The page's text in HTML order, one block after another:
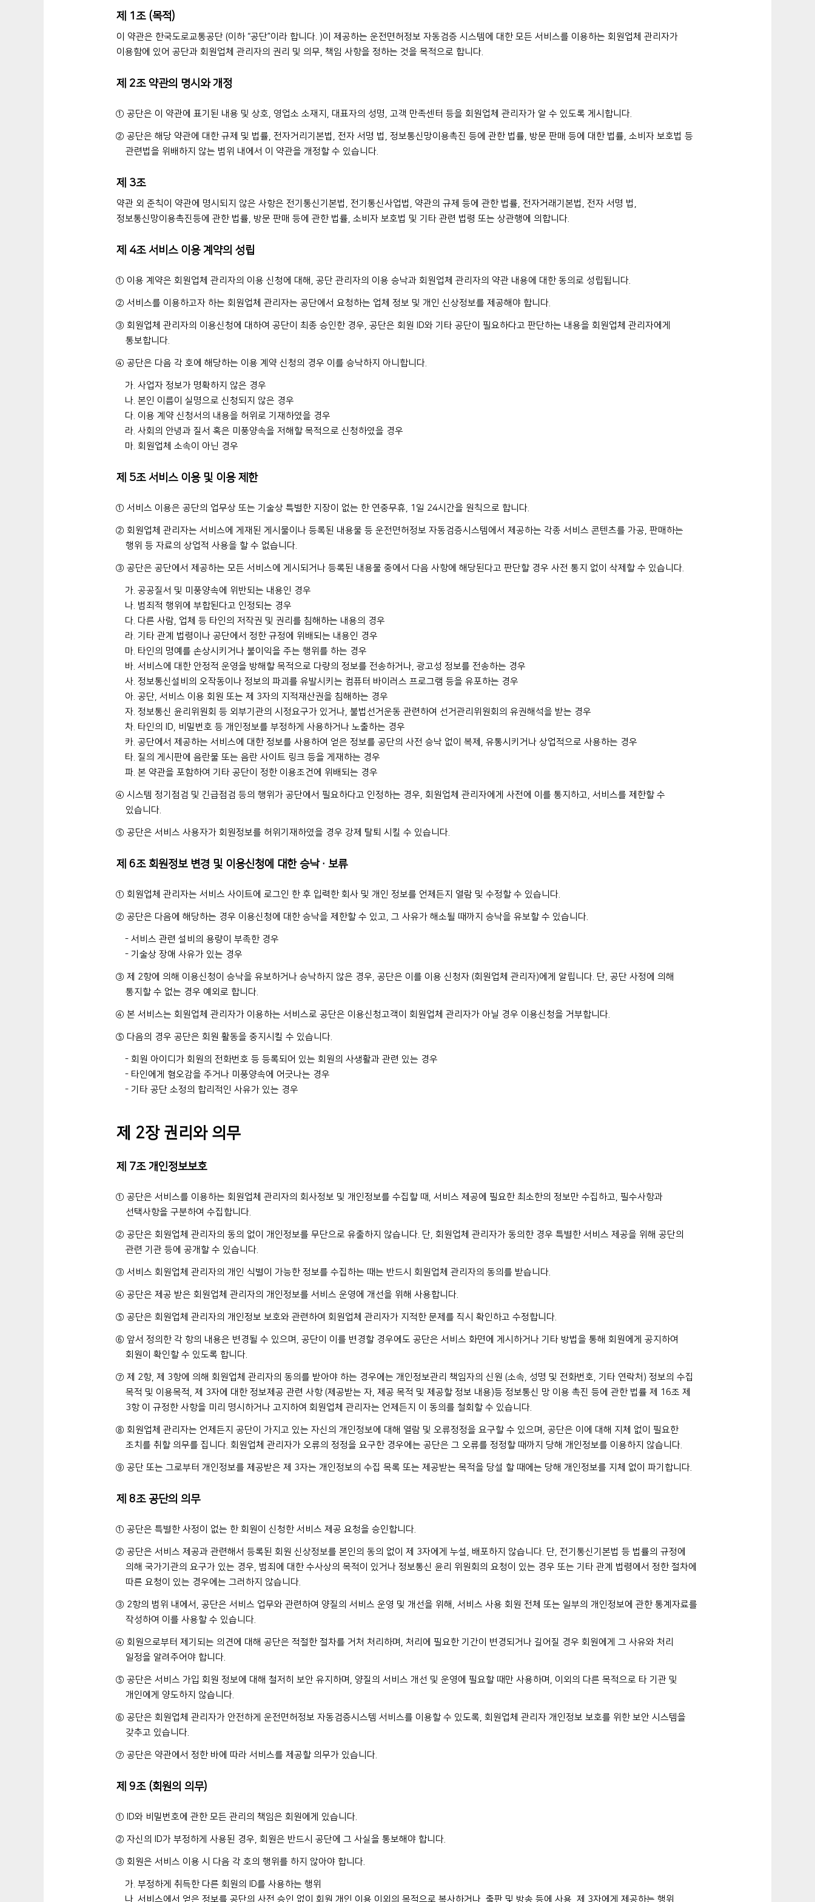
제 1조 (목적)
이 약관은 한국도로교통공단 (이하 “공단”이라 합니다. )이 제공하는 운전면허정보 자동검증 시스템에 대한 모든 서비스를 이용하는 회원업체 관리자가
이용함에 있어 공단과 회원업체 관리자의 권리 및 의무, 책임 사항을 정하는 것을 목적으로 합니다.
제 2조 약관의 명시와 개정
① 공단은 이 약관에 표기된 내용 및 상호, 영업소 소재지, 대표자의 성명, 고객 만족센터 등을 회원업체 관리자가 알 수 있도록 게시합니다.
② 공단은 해당 약관에 대한 규제 및 법률, 전자거리기본법, 전자 서명 법, 정보통신망이용촉진 등에 관한 법률, 방문 판매 등에 대한 법률, 소비자 보호법 등
관련법을 위배하지 않는 범위 내에서 이 약관을 개정할 수 있습니다.
제 3조
약관 외 준칙이 약관에 명시되지 않은 사항은 전기통신기본법, 전기통신사업법, 약관의 규제 등에 관한 법률, 전자거래기본법, 전자 서명 법,
정보통신망이용촉진등에 관한 법률, 방문 판매 등에 관한 법률, 소비자 보호법 및 기타 관련 법령 또는 상관행에 의합니다.
제 4조 서비스 이용 계약의 성립
① 이용 계약은 회원업체 관리자의 이용 신청에 대해, 공단 관리자의 이용 승낙과 회원업체 관리자의 약관 내용에 대한 동의로 성립됩니다.
② 서비스를 이용하고자 하는 회원업체 관리자는 공단에서 요청하는 업체 정보 및 개인 신상정보를 제공해야 합니다.
③ 회원업체 관리자의 이용신청에 대하여 공단이 최종 승인한 경우, 공단은 회원 ID와 기타 공단이 필요하다고 판단하는 내용을 회원업체 관리자에게
통보합니다.
④ 공단은 다음 각 호에 해당하는 이용 계약 신청의 경우 이를 승낙하지 아니합니다.
가. 사업자 정보가 명확하지 않은 경우
나. 본인 이름이 실명으로 신청되지 않은 경우
다. 이용 계약 신청서의 내용을 허위로 기재하였을 경우
라. 사회의 안녕과 질서 혹은 미풍양속을 저해할 목적으로 신청하였을 경우
마. 회원업체 소속이 아닌 경우
제 5조 서비스 이용 및 이용 제한
① 서비스 이용은 공단의 업무상 또는 기술상 특별한 지장이 없는 한 연중무휴, 1일 24시간을 원칙으로 합니다.
② 회원업체 관리자는 서비스에 게재된 게시물이나 등록된 내용물 등 운전면허정보 자동검증시스템에서 제공하는 각종 서비스 콘텐츠를 가공, 판매하는
행위 등 자료의 상업적 사용을 할 수 없습니다.
③ 공단은 공단에서 제공하는 모든 서비스에 게시되거나 등록된 내용물 중에서 다음 사항에 해당된다고 판단할 경우 사전 통지 없이 삭제할 수 있습니다.
가. 공공질서 및 미풍양속에 위반되는 내용인 경우
나. 범죄적 행위에 부합된다고 인정되는 경우
다. 다른 사람, 업체 등 타인의 저작권 및 권리를 침해하는 내용의 경우
라. 기타 관계 법령이나 공단에서 정한 규정에 위배되는 내용인 경우
마. 타인의 명예를 손상시키거나 불이익을 주는 행위를 하는 경우
바. 서비스에 대한 안정적 운영을 방해할 목적으로 다량의 정보를 전송하거나, 광고성 정보를 전송하는 경우
사. 정보통신설비의 오작동이나 정보의 파괴를 유발시키는 컴퓨터 바이러스 프로그램 등을 유포하는 경우
아. 공단, 서비스 이용 회원 또는 제 3자의 지적재산권을 침해하는 경우
자. 정보통신 윤리위원회 등 외부기관의 시정요구가 있거나, 불법선거운동 관련하여 선거관리위원회의 유권해석을 받는 경우
차. 타인의 ID, 비밀번호 등 개인정보를 부정하게 사용하거나 노출하는 경우
카. 공단에서 제공하는 서비스에 대한 정보를 사용하여 얻은 정보를 공단의 사전 승낙 없이 복제, 유통시키거나 상업적으로 사용하는 경우
타. 질의 게시판에 음란물 또는 음란 사이트 링크 등을 게재하는 경우
파. 본 약관을 포함하여 기타 공단이 정한 이용조건에 위배되는 경우
④ 시스템 정기점검 및 긴급점검 등의 행위가 공단에서 필요하다고 인정하는 경우, 회원업체 관리자에게 사전에 이를 통지하고, 서비스를 제한할 수
있습니다.
⑤ 공단은 서비스 사용자가 회원정보를 허위기재하였을 경우 강제 탈퇴 시킬 수 있습니다.
제 6조 회원정보 변경 및 이용신청에 대한 승낙·보류
① 회원업체 관리자는 서비스 사이트에 로그인 한 후 입력한 회사 및 개인 정보를 언제든지 열람 및 수정할 수 있습니다.
② 공단은 다음에 해당하는 경우 이용신청에 대한 승낙을 제한할 수 있고, 그 사유가 해소될 때까지 승낙을 유보할 수 있습니다.
- 서비스 관련 설비의 용량이 부족한 경우
- 기술상 장애 사유가 있는 경우
③ 제 2항에 의해 이용신청이 승낙을 유보하거나 승낙하지 않은 경우, 공단은 이를 이용 신청자 (회원업체 관리자)에게 알립니다. 단, 공단 사정에 의해
통지할 수 없는 경우 예외로 합니다.
④ 본 서비스는 회원업체 관리자가 이용하는 서비스로 공단은 이용신청고객이 회원업체 관리자가 아닐 경우 이용신청을 거부합니다.
⑤ 다음의 경우 공단은 회원 활동을 중지시킬 수 있습니다.
- 회원 아이디가 회원의 전화번호 등 등록되어 있는 회원의 사생활과 관련 있는 경우
- 타인에게 혐오감을 주거나 미풍양속에 어긋나는 경우
- 기타 공단 소정의 합리적인 사유가 있는 경우
제 2장 권리와 의무
제 7조 개인정보보호
① 공단은 서비스를 이용하는 회원업체 관리자의 회사정보 및 개인정보를 수집할 때, 서비스 제공에 필요한 최소한의 정보만 수집하고, 필수사항과
선택사항을 구분하여 수집합니다.
② 공단은 회원업체 관리자의 동의 없이 개인정보를 무단으로 유출하지 않습니다. 단, 회원업체 관리자가 동의한 경우 특별한 서비스 제공을 위해 공단의
관련 기관 등에 공개할 수 있습니다.
③ 서비스 회원업체 관리자의 개인 식별이 가능한 정보를 수집하는 때는 반드시 회원업체 관리자의 동의를 받습니다.
④ 공단은 제공 받은 회원업체 관리자의 개인정보를 서비스 운영에 개선을 위해 사용합니다.
⑤ 공단은 회원업체 관리자의 개인정보 보호와 관련하여 회원업체 관리자가 지적한 문제를 직시 확인하고 수정합니다.
⑥ 앞서 정의한 각 항의 내용은 변경될 수 있으며, 공단이 이를 변경할 경우에도 공단은 서비스 화면에 게시하거나 기타 방법을 통해 회원에게 공지하여
회원이 확인할 수 있도록 합니다.
⑦ 제 2항, 제 3항에 의해 회원업체 관리자의 동의를 받아야 하는 경우에는 개인정보관리 책임자의 신원 (소속, 성명 및 전화번호, 기타 연락처) 정보의 수집
목적 및 이용목적, 제 3자에 대한 정보제공 관련 사항 (제공받는 자, 제공 목적 및 제공할 정보 내용)등 정보통신 망 이용 촉진 등에 관한 법률 제 16조 제
3항 이 규정한 사항을 미리 명시하거나 고지하여 회원업체 관리자는 언제든지 이 동의를 철회할 수 있습니다.
⑧ 회원업체 관리자는 언제든지 공단이 가지고 있는 자신의 개인정보에 대해 열람 및 오류정정을 요구할 수 있으며, 공단은 이에 대해 지체 없이 필요한
조치를 취할 의무를 집니다. 회원업체 관리자가 오류의 정정을 요구한 경우에는 공단은 그 오류를 정정할 때까지 당해 개인정보를 이용하지 않습니다.
⑨ 공단 또는 그로부터 개인정보를 제공받은 제 3자는 개인정보의 수집 목록 또는 제공받는 목적을 당설 할 때에는 당해 개인정보를 지체 없이 파기합니다.
제 8조 공단의 의무
① 공단은 특별한 사정이 없는 한 회원이 신청한 서비스 제공 요청을 승인합니다.
② 공단은 서비스 제공과 관련해서 등록된 회원 신상정보를 본인의 동의 없이 제 3자에게 누설, 배포하지 않습니다. 단, 전기통신기본법 등 법률의 규정에
의해 국가기관의 요구가 있는 경우, 범죄에 대한 수사상의 목적이 있거나 정보통신 윤리 위원회의 요청이 있는 경우 또는 기타 관계 법령에서 정한 절차에
따른 요청이 있는 경우에는 그러하지 않습니다.
③ 2항의 범위 내에서, 공단은 서비스 업무와 관련하여 양질의 서비스 운영 및 개선을 위해, 서비스 사용 회원 전체 또는 일부의 개인정보에 관한 통계자료를
작성하여 이를 사용할 수 있습니다.
④ 회원으로부터 제기되는 의견에 대해 공단은 적절한 절차를 거처 처리하며, 처리에 필요한 기간이 변경되거나 길어질 경우 회원에게 그 사유와 처리
일정을 알려주어야 합니다.
⑤ 공단은 서비스 가입 회원 정보에 대해 철저히 보안 유지하며, 양질의 서비스 개선 및 운영에 필요할 때만 사용하며, 이외의 다른 목적으로 타 기관 및
개인에게 양도하지 않습니다.
⑥ 공단은 회원업체 관리자가 안전하게 운전면허정보 자동검증시스템 서비스를 이용할 수 있도록, 회원업체 관리자 개인정보 보호를 위한 보안 시스템을
갖추고 있습니다.
⑦ 공단은 약관에서 정한 바에 따라 서비스를 제공할 의무가 있습니다.
제 9조 (회원의 의무)
① ID와 비밀번호에 관한 모든 관리의 책임은 회원에게 있습니다.
② 자신의 ID가 부정하게 사용된 경우, 회원은 반드시 공단에 그 사실을 통보해야 합니다.
③ 회원은 서비스 이용 시 다음 각 호의 행위를 하지 않아야 합니다.
가. 부정하게 취득한 다른 회원의 ID를 사용하는 행위
나. 서비스에서 얻은 정보를 공단의 사전 승인 없이 회원 개인 이용 이외의 목적으로 복사하거나, 출판 및 방송 등에 사용, 제 3자에게 제공하는 행위